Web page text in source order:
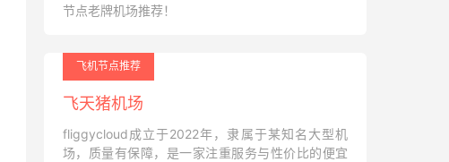
节点老牌机场推荐！
飞机节点推荐
飞天猪机场
fliggycloud成立于2022年，隶属于某知名大型机
场，质量有保障，是一家注重服务与性价比的便宜